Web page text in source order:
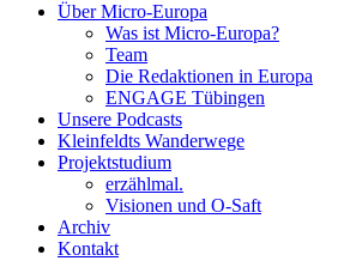
Über Micro-Europa
Was ist Micro-Europa?
Team
Die Redaktionen in Europa
ENGAGE Tübingen
Unsere Podcasts
Kleinfeldts Wanderwege
Projektstudium
erzählmal.
Visionen und O-Saft
Archiv
Kontakt